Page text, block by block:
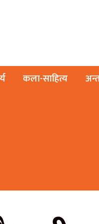
कला-साहित्य